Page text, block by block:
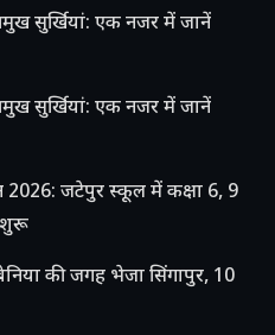
सुर्खियां: एक नजर में जानें
सुर्खियां: एक नजर में जानें
जटेपुर स्कूल में कक्षा 6, 9
शुरू
की जगह भेजा सिंगापुर, 10